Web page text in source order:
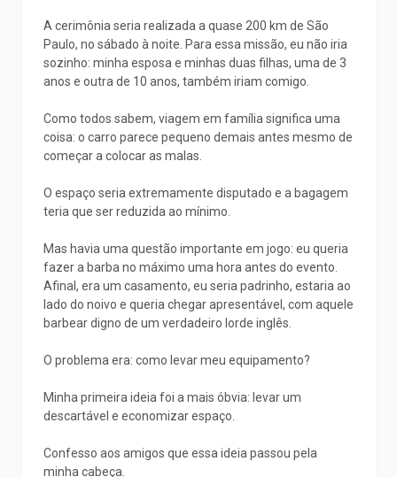
A cerimônia seria realizada a quase 200 km de São
Paulo, no sábado à noite. Para essa missão, eu não iria
sozinho: minha esposa e minhas duas filhas, uma de 3
anos e outra de 10 anos, também iriam comigo.
Como todos sabem, viagem em família significa uma
coisa: o carro parece pequeno demais antes mesmo de
começar a colocar as malas.
O espaço seria extremamente disputado e a bagagem
teria que ser reduzida ao mínimo.
Mas havia uma questão importante em jogo: eu queria
fazer a barba no máximo uma hora antes do evento.
Afinal, era um casamento, eu seria padrinho, estaria ao
lado do noivo e queria chegar apresentável, com aquele
barbear digno de um verdadeiro lorde inglês.
O problema era: como levar meu equipamento?
Minha primeira ideia foi a mais óbvia: levar um
descartável e economizar espaço.
Confesso aos amigos que essa ideia passou pela
minha cabeça.